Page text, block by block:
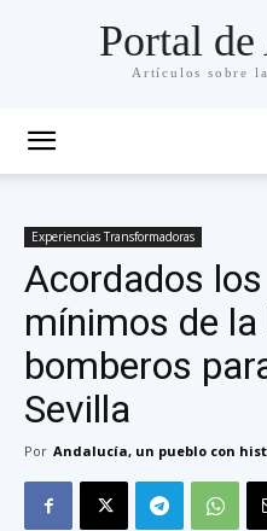
Portal
Artículos sobre
Experiencias Transformadoras
Acordados
mínimos de
bomberos
Sevilla
Por Andalucía, un pueblo con